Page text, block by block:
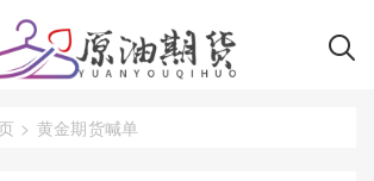
> 黄金期货喊单